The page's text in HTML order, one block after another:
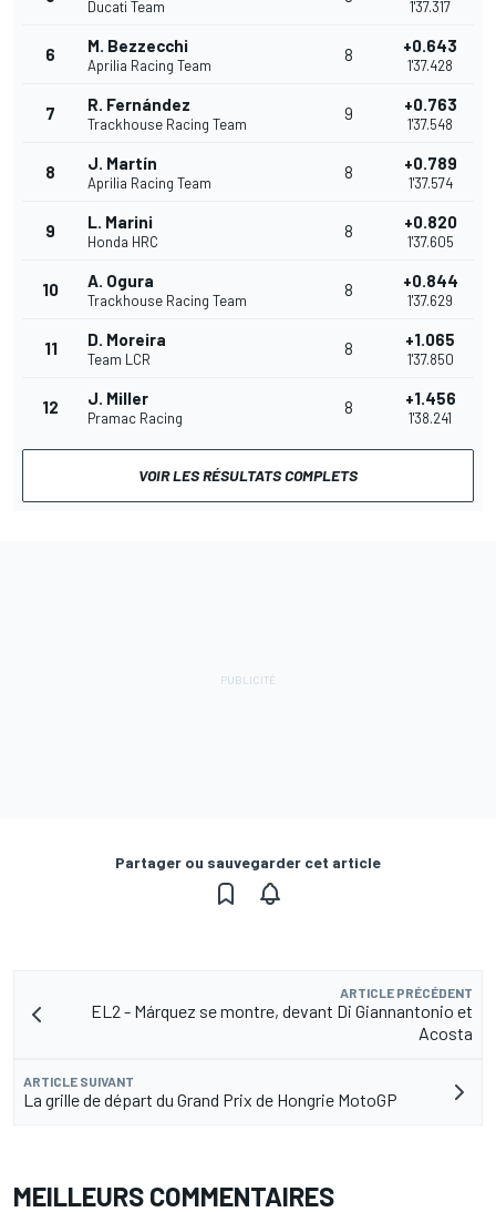
Ducati Team 1'37.317
6 M. Bezzecchi
Aprilia Racing Team
8 +0.643
1'37.428
7 R. Fernández
Trackhouse Racing Team
9 +0.763
1'37.548
8 J. Martín
Aprilia Racing Team
8 +0.789
1'37.574
9 L. Marini
Honda HRC
8 +0.820
1'37.605
10 A. Ogura
Trackhouse Racing Team
8 +0.844
1'37.629
11 D. Moreira
Team LCR
8 +1.065
1'37.850
12 J. Miller
Pramac Racing
8 +1.456
1'38.241
VOIR LES RÉSULTATS COMPLETS
Partager ou sauvegarder cet article
ARTICLE PRÉCÉDENT
EL2 - Márquez se montre, devant Di Giannantonio et
Acosta
ARTICLE SUIVANT
La grille de départ du Grand Prix de Hongrie MotoGP
MEILLEURS COMMENTAIRES